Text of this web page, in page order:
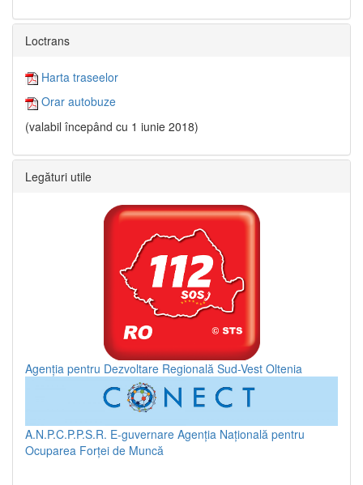
Loctrans
Harta traseelor
Orar autobuze
(valabil începând cu 1 iunie 2018)
Legături utile
Agenția pentru Dezvoltare Regională Sud-Vest Oltenia
A.N.P.C.P.P.S.R. E-guvernare Agenția Națională pentru
Ocuparea Forței de Muncă